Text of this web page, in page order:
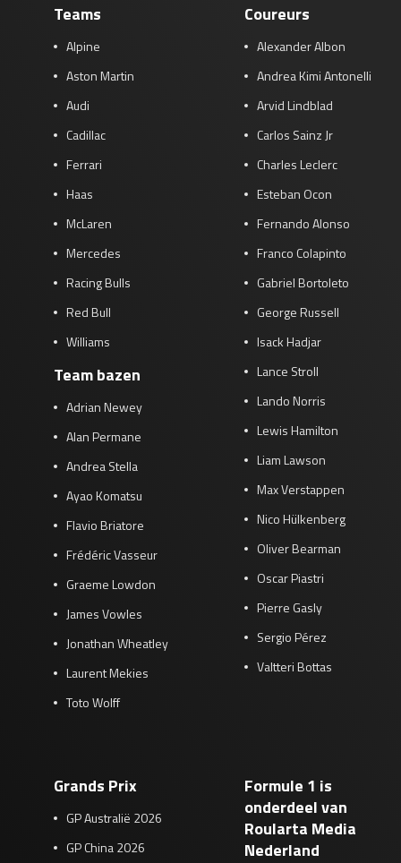
Teams
Alpine
Aston Martin
Audi
Cadillac
Ferrari
Haas
McLaren
Mercedes
Racing Bulls
Red Bull
Williams
Team bazen
Adrian Newey
Alan Permane
Andrea Stella
Ayao Komatsu
Flavio Briatore
Frédéric Vasseur
Graeme Lowdon
James Vowles
Jonathan Wheatley
Laurent Mekies
Toto Wolff
Coureurs
Alexander Albon
Andrea Kimi Antonelli
Arvid Lindblad
Carlos Sainz Jr
Charles Leclerc
Esteban Ocon
Fernando Alonso
Franco Colapinto
Gabriel Bortoleto
George Russell
Isack Hadjar
Lance Stroll
Lando Norris
Lewis Hamilton
Liam Lawson
Max Verstappen
Nico Hülkenberg
Oliver Bearman
Oscar Piastri
Pierre Gasly
Sergio Pérez
Valtteri Bottas
Grands Prix
GP Australië 2026
GP China 2026
Formule 1 is
onderdeel van
Roularta Media
Nederland